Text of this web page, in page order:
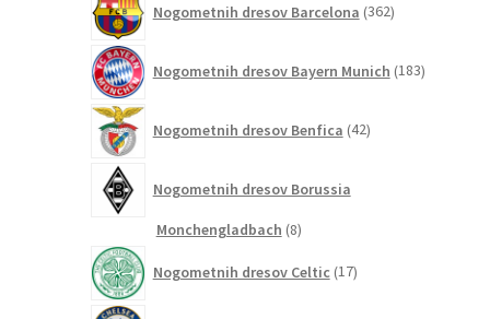
Nogometnih dresov Barcelona 362izdelkov
Nogometnih dresov Bayern Munich 183izdelkov
Nogometnih dresov Benfica 42izdelkov
Nogometnih dresov Borussia
Monchengladbach 88
Nogometnih dresov Celtic 17izdelkov